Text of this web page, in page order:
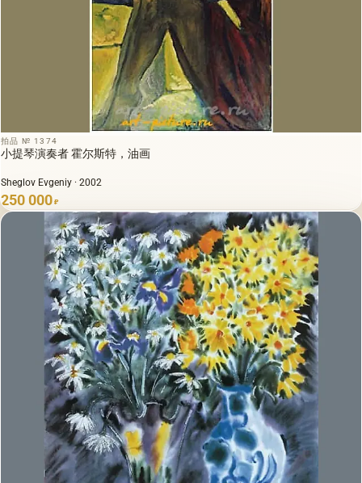
拍品 № 1374
小提琴演奏者 霍尔斯特，油画
Sheglov Evgeniy · 2002
250 000 ₽